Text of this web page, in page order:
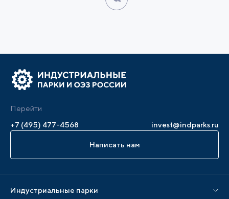
Перейти
+7 (495) 477-4568
invest@indparks.ru
Написать нам
Индустриальные парки